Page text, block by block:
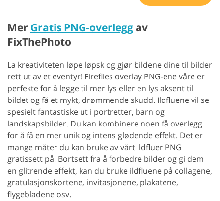
Mer Gratis PNG-overlegg av
FixThePhoto
La kreativiteten løpe løpsk og gjør bildene dine til bilder
rett ut av et eventyr! Fireflies overlay PNG-ene våre er
perfekte for å legge til mer lys eller en lys aksent til
bildet og få et mykt, drømmende skudd. Ildfluene vil se
spesielt fantastiske ut i portretter, barn og
landskapsbilder. Du kan kombinere noen få overlegg
for å få en mer unik og intens glødende effekt. Det er
mange måter du kan bruke av vårt ildfluer PNG
gratissett på. Bortsett fra å forbedre bilder og gi dem
en glitrende effekt, kan du bruke ildfluene på collagene,
gratulasjonskortene, invitasjonene, plakatene,
flygebladene osv.